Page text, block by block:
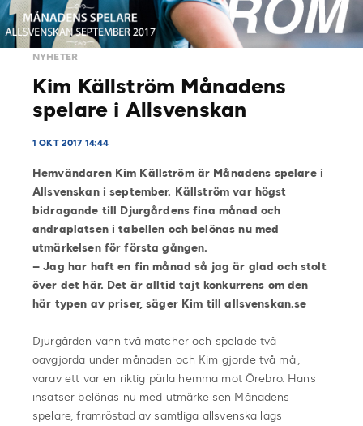
NYHETER
Kim Källström Månadens
spelare i Allsvenskan
1 OKT 2017 14:44
Hemvändaren Kim Källström är Månadens spelare i
Allsvenskan i september. Källström var högst
bidragande till Djurgårdens fina månad och
andraplatsen i tabellen och belönas nu med
utmärkelsen för första gången.
– Jag har haft en fin månad så jag är glad och stolt
över det här. Det är alltid tajt konkurrens om den
här typen av priser, säger Kim till allsvenskan.se
Djurgården vann två matcher och spelade två
oavgjorda under månaden och Kim gjorde två mål,
varav ett var en riktig pärla hemma mot Örebro. Hans
insatser belönas nu med utmärkelsen Månadens
spelare, framröstad av samtliga allsvenska lags